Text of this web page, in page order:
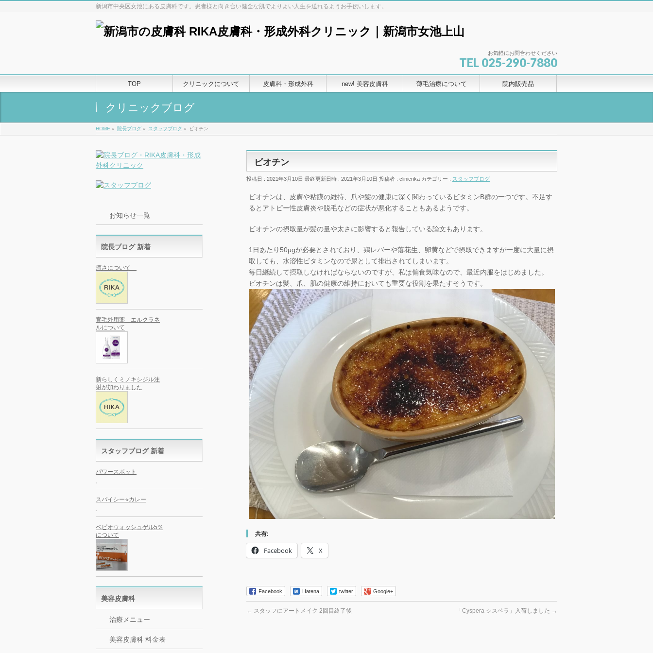
新潟市中央区女池にある皮膚科です。患者様と向き合い健全な肌でよりよい人生を送れるようお手伝いします。
お気軽にお問合わせください
TEL 025-290-7880
TOP クリニックについて 皮膚科・形成外科 new! 美容皮膚科 薄毛治療について 院内販売品
クリニックブログ
HOME » 院長ブログ » スタッフブログ » ビオチン
ビオチン
投稿日 : 2021年3月10日 最終更新日時 : 2021年3月10日 投稿者 : clinicrika カテゴリー : スタッフブログ
ビオチンは、皮膚や粘膜の維持、爪や髪の健康に深く関わっているビタミンB群の一つです。不足す
るとアトピー性皮膚炎や脱毛などの症状が悪化することもあるようです。
ビオチンの摂取量が髪の量や太さに影響すると報告している論文もあります。
1日あたり50μgが必要とされており、鶏レバーや落花生、卵黄などで摂取できますが一度に大量に摂
取しても、水溶性ビタミンなので尿として排出されてしまいます。
毎日継続して摂取しなければならないのですが、私は偏食気味なので、最近内服をはじめました。
ビオチンは髪、爪、肌の健康の維持においても重要な役割を果たすそうです。
共有:
Facebook X
Facebook Hatena twitter Google+
← スタッフにアートメイク 2回目終了後 「Cyspera シスペラ」入荷しました →
お知らせ一覧
院長ブログ 新着
酒さについて
育毛外用薬 エルクラネ
ルについて
新らしくミノキシジル注
射が加わりました
スタッフブログ 新着
パワースポット
スパイシー⭐️カレー
ベピオウォッシュゲル5％
について
美容皮膚科
治療メニュー
美容皮膚科 料金表